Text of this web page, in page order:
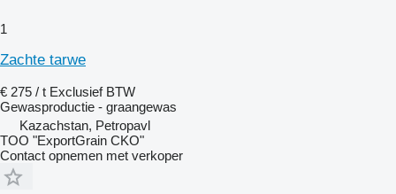
1
Zachte tarwe
€ 275 / t Exclusief BTW
Gewasproductie - graangewas
Kazachstan, Petropavl
TOO "ExportGrain CKO"
Contact opnemen met verkoper